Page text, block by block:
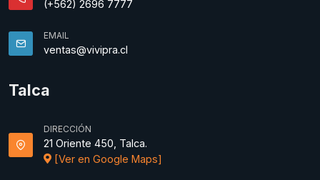
(+562) 2696 7777
EMAIL
ventas@vivipra.cl
Talca
DIRECCIÓN
21 Oriente 450, Talca.
[Ver en Google Maps]